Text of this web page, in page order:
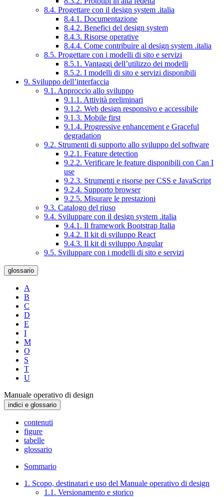
8.4. Progettare con il design system .italia
8.4.1. Documentazione
8.4.2. Benefici del design system
8.4.3. Risorse operative
8.4.4. Come contribuire al design system .italia
8.5. Progettare con i modelli di sito e servizi
8.5.1. Vantaggi dell’utilizzo dei modelli
8.5.2. I modelli di sito e servizi disponibili
9. Sviluppo dell’interfaccia
9.1. Approccio allo sviluppo
9.1.1. Attività preliminari
9.1.2. Web design responsivo e accessibile
9.1.3. Mobile first
9.1.4. Progressive enhancement e Graceful
degradation
9.2. Strumenti di supporto allo sviluppo del software
9.2.1. Feature detection
9.2.2. Verificare le feature disponibili con Can I
use
9.2.3. Strumenti e risorse per CSS e JavaScript
9.2.4. Supporto browser
9.2.5. Misurare le prestazioni
9.3. Catalogo del riuso
9.4. Sviluppare con il design system .italia
9.4.1. Il framework Bootstrap Italia
9.4.2. Il kit di sviluppo React
9.4.3. Il kit di sviluppo Angular
9.5. Sviluppare con i modelli di sito e servizi
glossario
A
B
C
D
E
I
M
O
S
T
U
Manuale operativo di design
indici e glossario
contenuti
figure
tabelle
glossario
Sommario
1. Scopo, destinatari e uso del Manuale operativo di design
1.1. Versionamento e storico